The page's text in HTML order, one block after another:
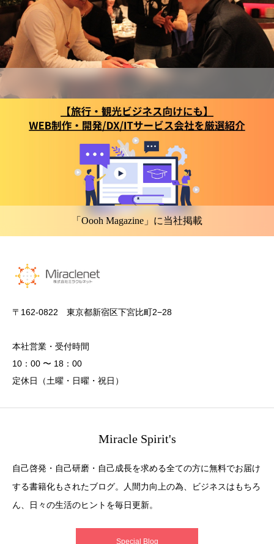
「Oooh Magazine」に当社掲載
〒162-0822 東京都新宿区下宮比町2−28
本社営業・受付時間
10：00 〜 18：00
定休日（土曜・日曜・祝日）
Miracle Spirit's
自己啓発・自己研磨・自己成長を求める全ての方に無料でお届け
する書籍化もされたブログ。人間力向上の為、ビジネスはもちろ
ん、日々の生活のヒントを毎日更新。
Special Blog